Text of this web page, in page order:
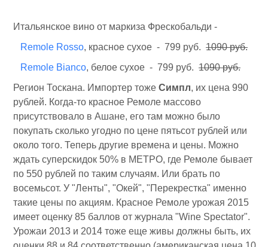
Итальянское вино от маркиза Фрескобальди -
Remole Rosso, красное сухое - 799 руб. 1090 руб.
Remole Bianco, белое сухое - 799 руб. 1090 руб.
Регион Тоскана. Импортер тоже Симпл, их цена 990
рублей. Когда-то красное Ремоле массово
присутствовало в Ашане, его там можно было
покупать сколько угодно по цене пятьсот рублей или
около того. Теперь другие времена и цены. Можно
ждать суперскидок 50% в МЕТРО, где Ремоле бывает
по 550 рублей по таким случаям. Или брать по
восемьсот. У "Ленты", "Окей", "Перекрестка" именно
такие цены по акциям. Красное Ремоле урожая 2015
имеет оценку 85 баллов от журнала "Wine Spectator".
Урожаи 2013 и 2014 тоже еще живы должны быть, их